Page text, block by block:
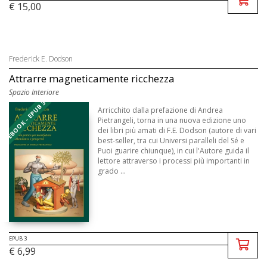
€ 15,00
Frederick E. Dodson
Attrarre magneticamente ricchezza
Spazio Interiore
EBOOK - EPUB 3
Arricchito dalla prefazione di Andrea
Pietrangeli, torna in una nuova edizione uno
dei libri più amati di F.E. Dodson (autore di vari
best‑seller, tra cui Universi paralleli del Sé e
Puoi guarire chiunque), in cui l'Autore guida il
lettore attraverso i processi più importanti in
grado ...
EPUB 3
€ 6,99